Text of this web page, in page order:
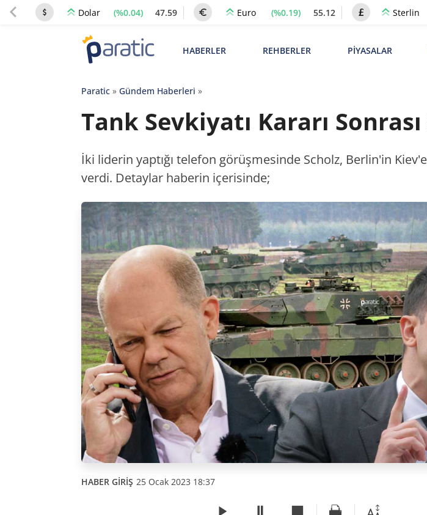
Dolar (%0.04) 47.59 Euro (%0.19) 55.12 Sterlin
HABERLER REHBERLER PİYASALAR
Paratic» Gündem Haberleri »
Tank Sevkiyatı Kararı
İki liderin yaptığı telefon görüşmesinde Scholz, Berlin'in
verdi. Detaylar haberin içerisinde;
HABER GİRİŞ 25 Ocak 2023 18:37